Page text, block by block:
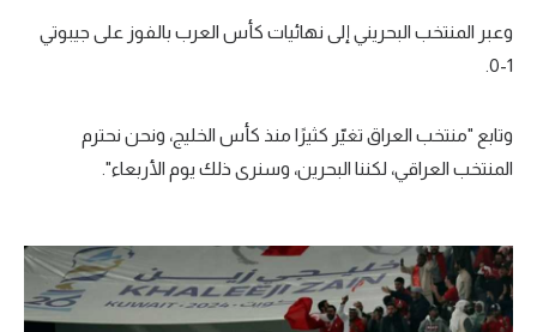
آسيا
ركن الألعاب
Gamers
ميركاتو
وعبر المنتخب البحريني إلى نهائيات كأس العرب بالفوز على جيبوتي
1-0.
وتابع "منتخب العراق تغيّر كثيرًا منذ كأس الخليج، ونحن نحترم
المنتخب العراقي، لكننا البحرين، وسنرى ذلك يوم الأربعاء".